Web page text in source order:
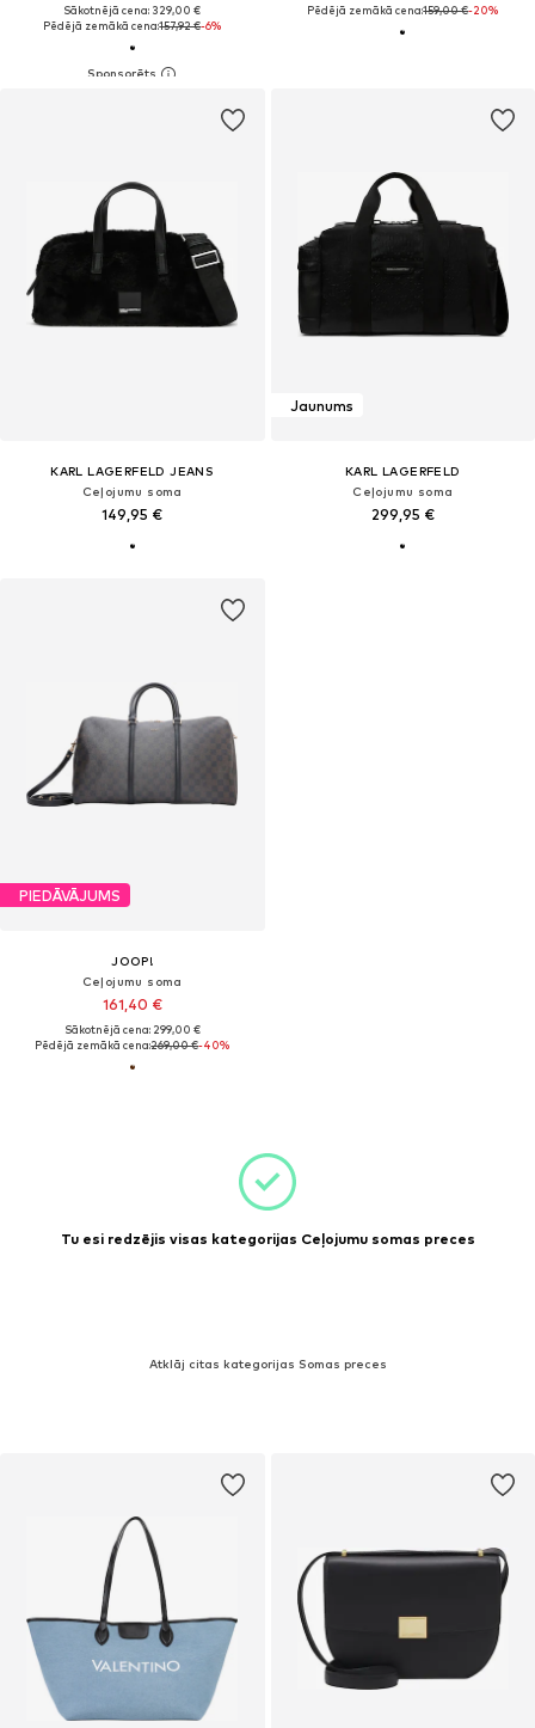
Sākotnējā cena: 329,00 €
Pēdējā zemākā cena:157,92 €-6%
Pēdējā zemākā cena:159,00 €-20%
KARL LAGERFELD JEANS
Ceļojumu soma
149,95 €
Jaunums
KARL LAGERFELD
Ceļojumu soma
299,95 €
PIEDĀVĀJUMS
JOOP!
Ceļojumu soma
161,40 €
Sākotnējā cena: 299,00 €
Pēdējā zemākā cena:269,00 €-40%
Tu esi redzējis visas kategorijas Ceļojumu somas preces
Atklāj citas kategorijas Somas preces